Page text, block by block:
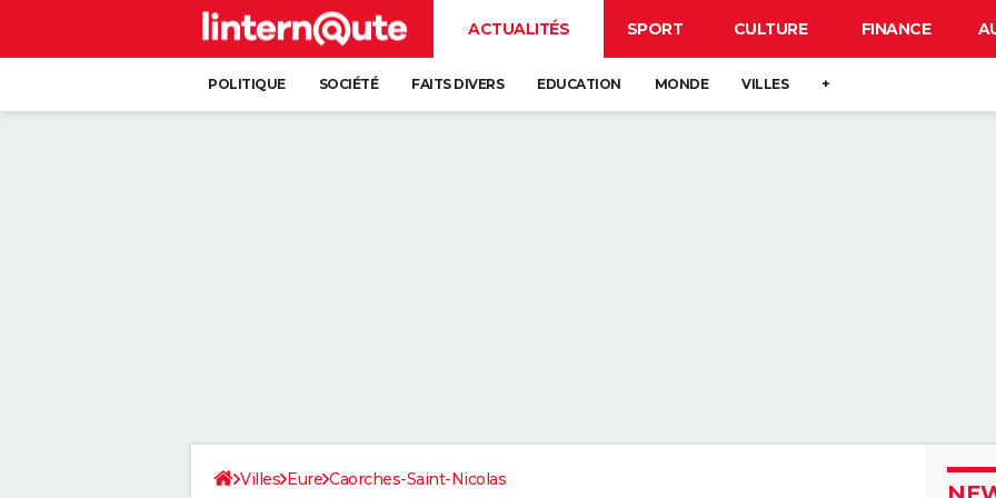
ACTUALITÉS SPORT CULTURE FINANCE
POLITIQUE SOCIÉTÉ FAITS DIVERS EDUCATION MONDE VILLES +
Villes Eure Caorches-Saint-Nicolas